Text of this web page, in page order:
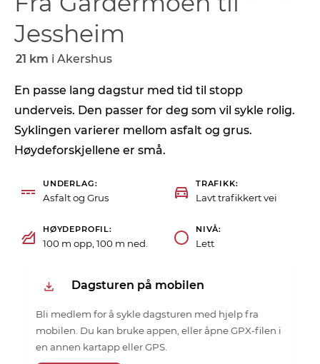
Jessheim
21 km i Akershus
En passe lang dagstur med tid til stopp
underveis. Den passer for deg som vil sykle rolig.
Syklingen varierer mellom asfalt og grus.
Høydeforskjellene er små.
UNDERLAG
Asfalt og Grus
TRAFIKK
Lavt trafikkert vei
HØYDEPROFIL
100 m opp, 100 m ned.
NIVÅ
Lett
Dagsturen på mobilen
Bli medlem for å sykle dagsturen med hjelp fra
mobilen. Du kan bruke appen, eller åpne GPX-filen i
en annen kartapp eller GPS.